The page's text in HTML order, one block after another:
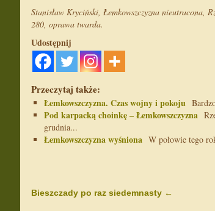
Stanisław Kryciński, Łemkowszczyzna
280, oprawa twarda.
Udostępnij
Przeczytaj także:
Łemkowszczyzna. Czas wojny i pokoju
Pod karpacką choinkę – Łemkowszczyzna
grudnia...
Łemkowszczyzna wyśniona W połowie tego
Bieszczady po raz siedemnasty ←